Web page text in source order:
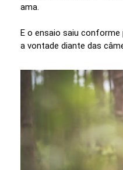
ama.
E o ensaio saiu
a vontade diante das